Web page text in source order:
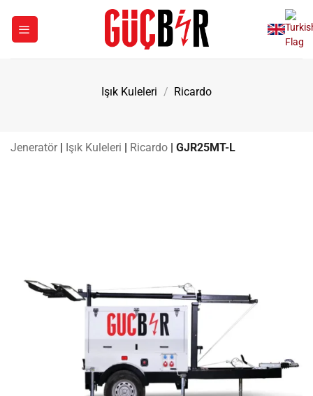
Işık Kuleleri / Ricardo
Jeneratör | Işık Kuleleri | Ricardo | GJR25MT-L